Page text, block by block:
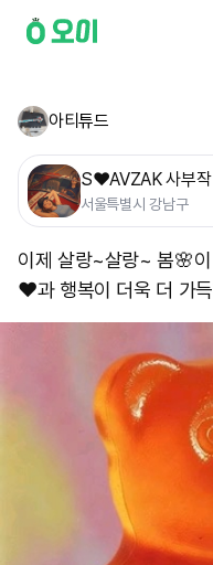
아티튜드
S❤️AVZAK 사부
서울특별시 강남구
이제 살랑~살랑~ 봄🌸
❤️과 행복이 더욱 더 가